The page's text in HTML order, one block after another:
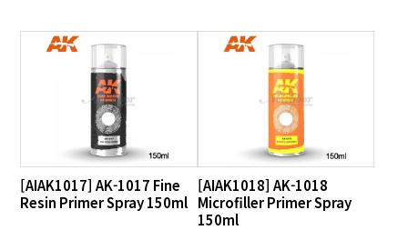
[AIAK1017] AK-1017 Fine
Resin Primer Spray 150ml
[AIAK1018] AK-1018
Microfiller Primer Spray
150ml